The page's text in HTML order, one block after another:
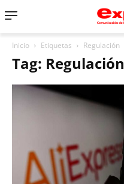
Inicio Etiquetas Regulación
Tag: Regulación